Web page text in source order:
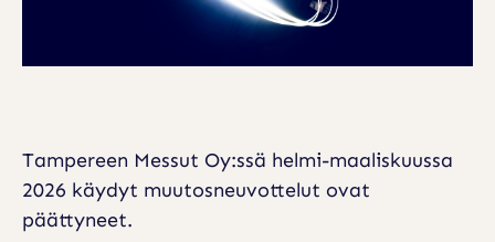
U
L
K
Tampereen Messut Oy:ssä helmi-maaliskuussa
2026 käydyt muutosneuvottelut ovat
päättyneet.